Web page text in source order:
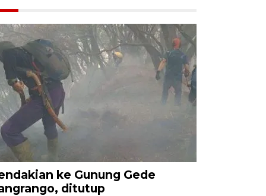
ke Gunung Gede
ditutup